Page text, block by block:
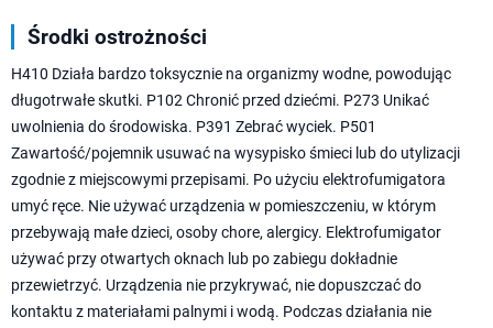
Środki ostrożności
H410 Działa bardzo toksycznie na organizmy wodne, powodując
długotrwałe skutki. P102 Chronić przed dziećmi. P273 Unikać
uwolnienia do środowiska. P391 Zebrać wyciek. P501
Zawartość/pojemnik usuwać na wysypisko śmieci lub do utylizacji
zgodnie z miejscowymi przepisami. Po użyciu elektrofumigatora
umyć ręce. Nie używać urządzenia w pomieszczeniu, w którym
przebywają małe dzieci, osoby chore, alergicy. Elektrofumigator
używać przy otwartych oknach lub po zabiegu dokładnie
przewietrzyć. Urządzenia nie przykrywać, nie dopuszczać do
kontaktu z materiałami palnymi i wodą. Podczas działania nie